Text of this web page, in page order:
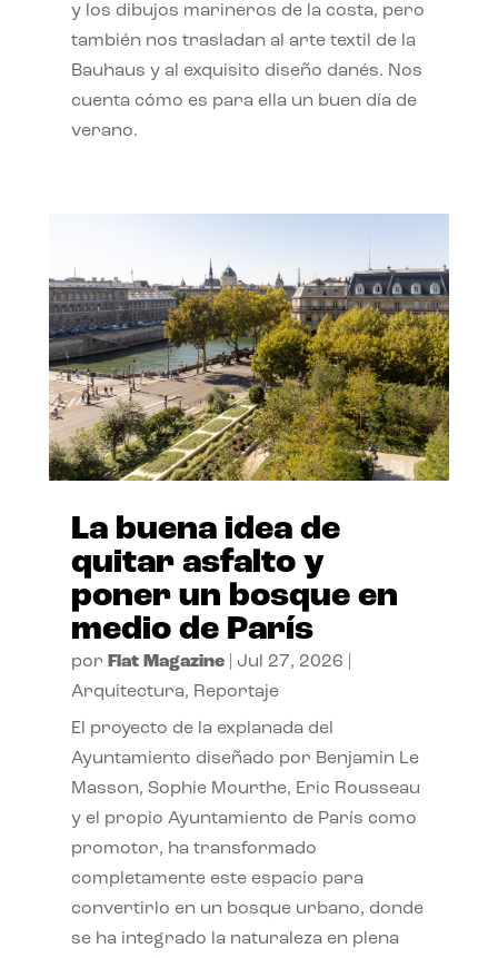
y los dibujos marineros de la costa, pero
también nos trasladan al arte textil de la
Bauhaus y al exquisito diseño danés. Nos
cuenta cómo es para ella un buen día de
verano.
La buena idea de
quitar asfalto y
poner un bosque en
medio de París
por Flat Magazine| Jul 27, 2026
Arquitectura, Reportaje
El proyecto de la explanada del
Ayuntamiento diseñado por Benjamin Le
Masson, Sophie Mourthe, Eric Rousseau
y el propio Ayuntamiento de París como
promotor, ha transformado
completamente este espacio para
convertirlo en un bosque urbano, donde
se ha integrado la naturaleza en plena